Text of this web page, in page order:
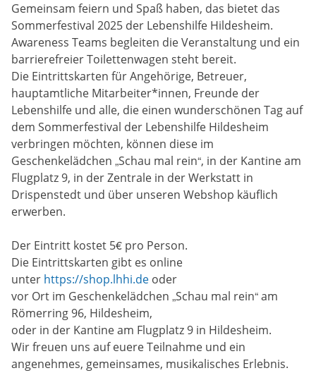
Gemeinsam feiern und Spaß haben, das bietet das
Sommerfestival 2025 der Lebenshilfe Hildesheim.
Awareness Teams begleiten die Veranstaltung und ein
barrierefreier Toilettenwagen steht bereit.
Die Eintrittskarten für Angehörige, Betreuer,
hauptamtliche Mitarbeiter*innen, Freunde der
Lebenshilfe und alle, die einen wunderschönen Tag auf
dem Sommerfestival der Lebenshilfe Hildesheim
verbringen möchten, können diese im
Geschenkelädchen „Schau mal rein“, in der Kantine am
Flugplatz 9, in der Zentrale in der Werkstatt in
Drispenstedt und über unseren Webshop käuflich
erwerben.
Der Eintritt kostet 5€ pro Person.
Die Eintrittskarten gibt es online
unter https://shop.lhhi.de oder
vor Ort im Geschenkelädchen „Schau mal rein“ am
Römerring 96, Hildesheim,
oder in der Kantine am Flugplatz 9 in Hildesheim.
Wir freuen uns auf euere Teilnahme und ein
angenehmes, gemeinsames, musikalisches Erlebnis.